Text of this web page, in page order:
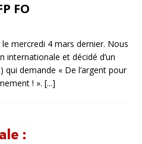
FO
le mercredi 4 mars dernier. Nous
internationale et décidé d’un
demande « De l’argent pour
! ». [...]